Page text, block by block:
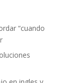
“cuando